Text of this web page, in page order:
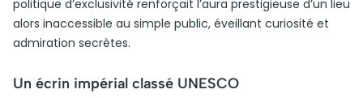
politique d’exclusivité renforçait l’aura prestigieuse d’un lieu
alors inaccessible au simple public, éveillant curiosité et
admiration secrètes.
Un écrin impérial classé UNESCO